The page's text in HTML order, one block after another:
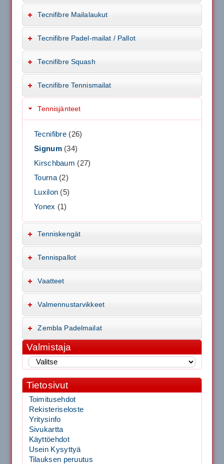
Tecnifibre Mailalaukut
Tecnifibre Padel-mailat / Pallot
Tecnifibre Squash
Tecnifibre Tennismailat
Tennisjänteet
Tecnifibre (26)
Signum(34)
Kirschbaum (27)
Tourna(2)
Luxilon (5)
Yonex (1)
Tenniskengät
Tennispallot
Vaatteet
Valmennustarvikkeet
Zembla Padelmailat
Valmistaja
Tietosivut
Toimitusehdot
Rekisteriseloste
Yritysinfo
Sivukartta
Käyttöehdot
Usein Kysyttyä
Tilauksen peruutus